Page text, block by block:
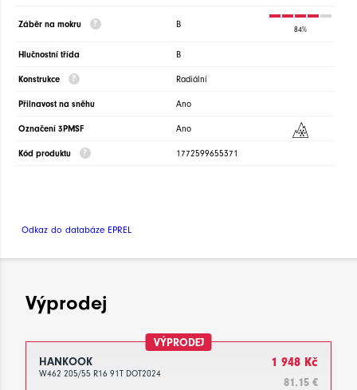
Záběr na mokru B
84%
Hlučnostní třída B
Konstrukce Radiální
Přilnavost na sněhu Ano
Označení 3PMSF Ano
Kód produktu 1772599655371
Odkaz do databáze EPREL
Výprodej
VÝPRODEJ
HANKOOK
W462 205/55 R16 91T DOT2024
1 948 Kč
81.15 €